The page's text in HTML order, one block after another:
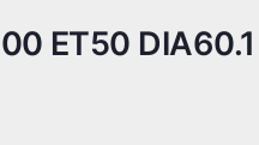
Сезонное
ET50 DIA60.1